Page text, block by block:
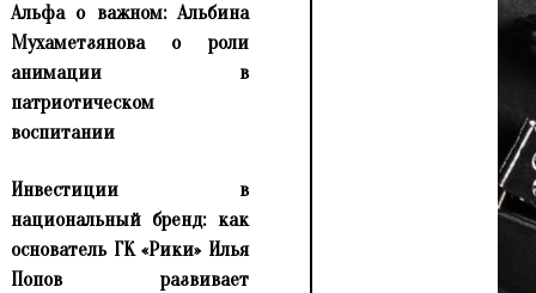
Альфа о важном: Альбина
Мухаметзянова о роли
анимации в
патриотическом
воспитании
Инвестиции в
национальный бренд: как
основатель ГК «Рики» Илья
Попов развивает